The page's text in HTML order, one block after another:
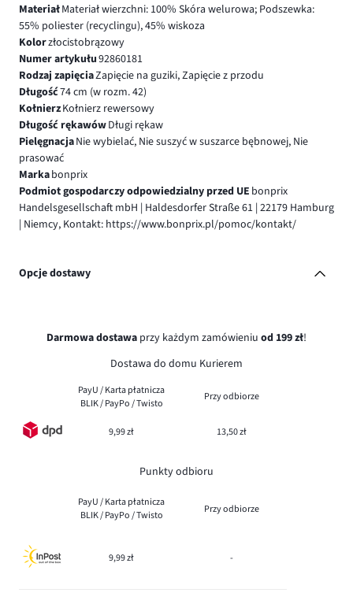
MateriałMateriał wierzchni: 100% Skóra welurowa; Podszewka:
55% poliester (recyclingu), 45% wiskoza
Kolorzłocistobrązowy
Numer artykułu92860181
Rodzaj zapięciaZapięcie na guziki, Zapięcie z przodu
Długość74 cm (w rozm. 42)
KołnierzKołnierz rewersowy
Długość rękawówDługi rękaw
PielęgnacjaNie wybielać, Nie suszyć w suszarce bębnowej, Nie
prasować
Markabonprix
Podmiot gospodarczy odpowiedzialny przed UE bonprix
Handelsgesellschaft mbH | Haldesdorfer Straße 61 | 22179 Hamburg
| Niemcy, Kontakt: https://www.bonprix.pl/pomoc/kontakt/
Opcje dostawy
Darmowa dostawa przy każdym zamówieniu od 199 zł!
Dostawa do domu Kurierem
PayU / Karta płatnicza
BLIK / PayPo / Twisto
Przy odbiorze
9,99 zł 13,50 zł
Punkty odbioru
PayU / Karta płatnicza
BLIK / PayPo / Twisto
Przy odbiorze
9,99 zł -